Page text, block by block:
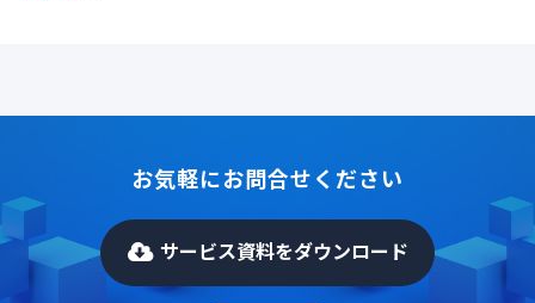
お気軽にお問合せください
サービス資料をダウンロード